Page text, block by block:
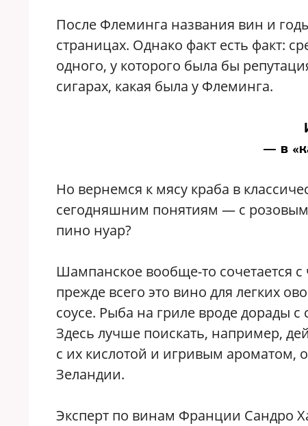
После Флеминга названия вин и
страницах. Однако факт есть факт:
одного, у которого была бы
сигарах, какая была у Флеминга.
— в
Но вернемся к мясу краба в
сегодняшним понятиям — с
пино нуар?
Шампанское вообще-то сочетается с
прежде всего это вино для легких
соусе. Рыба на гриле вроде дорады
Здесь лучше поискать, например,
с их кислотой и игривым ароматом,
Зеландии.
Эксперт по винам Франции Сандро